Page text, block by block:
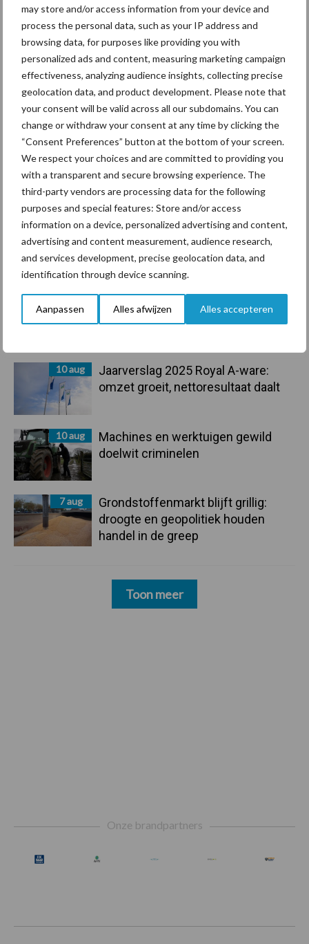
may store and/or access information from your device and
process the personal data, such as your IP address and
browsing data, for purposes like providing you with
personalized ads and content, measuring marketing campaign
effectiveness, analyzing audience insights, collecting precise
geolocation data, and product development. Please note that
your consent will be valid across all our subdomains. You can
change or withdraw your consent at any time by clicking the
“Consent Preferences” button at the bottom of your screen.
We respect your choices and are committed to providing you
with a transparent and secure browsing experience. The
third-party vendors are processing data for the following
purposes and special features: Store and/or access
information on a device, personalized advertising and content,
advertising and content measurement, audience research,
and services development, precise geolocation data, and
identification through device scanning.
Aanpassen Alles afwijzen Alles accepteren
Primaire
Sidebar
Recent nieuws Partner nieuws
Nieuw aan Schmallenberg
gerelateerd virus ontdekt in
Duitsland
Tot 5 ton per wiel om
ondergrondverdichting te beperken
10 aug
Jaarverslag 2025 Royal A-ware:
omzet groeit, nettoresultaat daalt
10 aug
Machines en werktuigen gewild
doelwit criminelen
7 aug
Grondstoffenmarkt blijft grillig:
droogte en geopolitiek houden
handel in de greep
Toon meer
Mastitis Hittestress
Toon meer
Onze brandpartners